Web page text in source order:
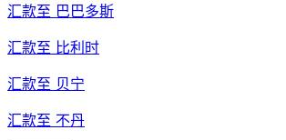
汇款至 巴巴多斯
汇款至 比利时
汇款至 贝宁
汇款至 不丹